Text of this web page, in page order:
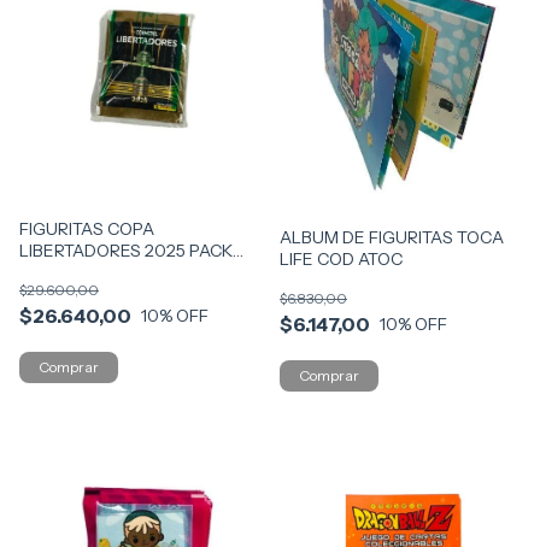
FIGURITAS COPA
LIBERTADORES 2025 PACK
$26.640,00
$29.600,00
10% OFF
ALBUM DE FIGURITAS TOCA
LIFE COD ATOC
$6.147,00
$6.830,00
10% OFF